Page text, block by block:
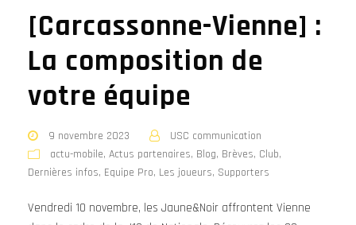
[Carcassonne-Vienne] :
La composition de
votre équipe
9 novembre 2023
USC communication
actu-mobile, Actus partenaires, Blog, Brèves, Club,
Dernières infos, Equipe Pro, Les joueurs, Supporters
Vendredi 10 novembre, les Jaune&Noir affrontent Vienne